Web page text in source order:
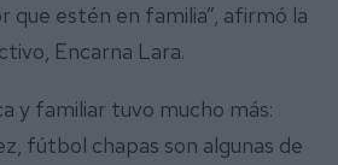
que estén en familia”, afirmó la
Encarna Lara.
y familiar tuvo mucho más:
fútbol chapas son algunas de